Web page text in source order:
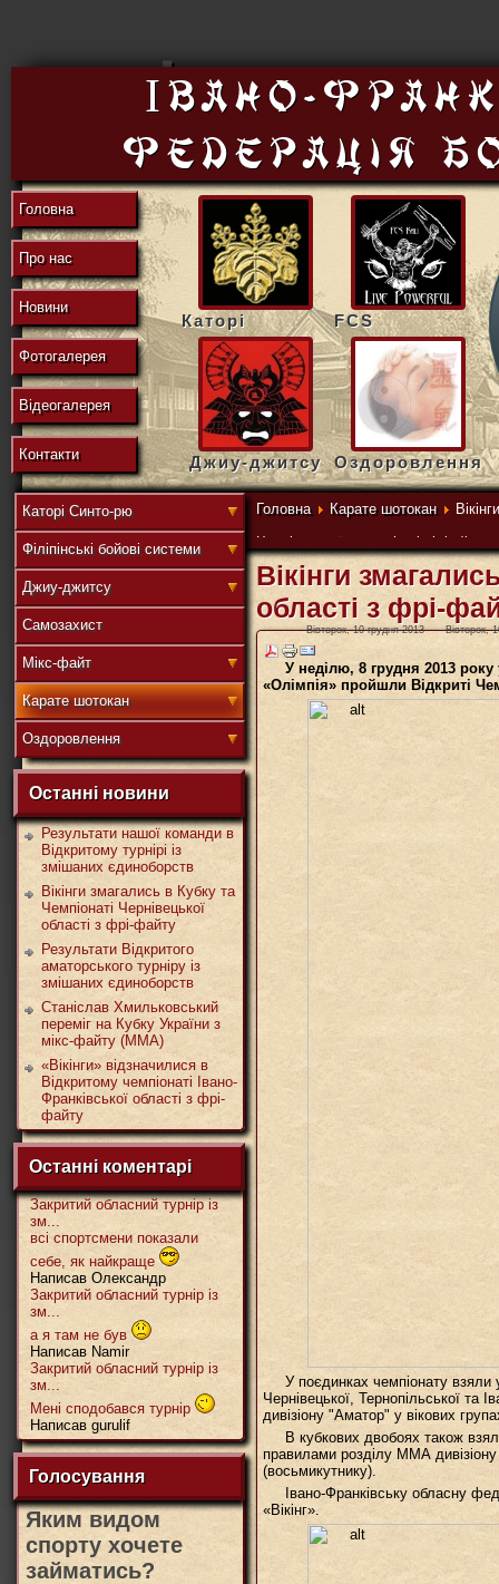
東
の
地
域
連
盟
武
道
Івано-
федерацiя
Головна
Про нас
Новини
Фотогалерея
Відеогалерея
Контакти
Каторі FCS
Джиу-джитсу Оздоровлення
Головна Карате шотокан
Чернівецької області з фрі-файту
Каторі Синто-рю
Філіпінські бойові системи
Джиу-джитсу
Самозахист
Мікс-файт
Карате шотокан
Оздоровлення
Останні новини
Результати нашої команди в
Відкритому турнірі із
змішаних єдиноборств
Вікінги змагались в Кубку та
Чемпіонаті Чернівецької
області з фрі-файту
Результати Відкритого
аматорського турніру із
змішаних єдиноборств
Станіслав Хмильковський
переміг на Кубку України з
мікс-файту (ММА)
«Вікінги» відзначилися в
Відкритому чемпіонаті Івано-
Франківської області з фрі-
файту
Останні коментарі
Закритий обласний турнір із
зм...
всі спортсмени показали
себе, як найкраще
Написав Олександр
Закритий обласний турнір із
зм...
а я там не був
Написав Namir
Закритий обласний турнір із
зм...
Мені сподобався турнір
Написав gurulif
Голосування
Яким видом
спорту хочете
займатись?
Вікінги
області з фрі-
Вівторок, 10 грудня 2013 Вівторок,
У неділю, 8 грудня 2013
«Олімпія» пройшли Відкриті
У поєдинках чемпіонату взяли
Чернівецької, Тернопільської та
дивізіону "Аматор" у вікових
В кубкових двобоях також
правилами розділу ММА
(восьмикутнику).
Івано-Франківську обласну
«Вікінг».